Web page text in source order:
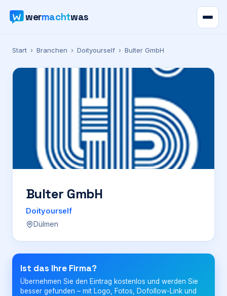
wermachtwas
Verzeichnis
Karte
Werbung
Preise
Für Firmen
Login
Firma eintragen
Start › Branchen › Doityourself › Bulter GmbH
Bulter GmbH
Doityourself
Dülmen
Ist das Ihre Firma?
Übernehmen Sie den Eintrag kostenlos und werden Sie
besser gefunden – mit Logo, Fotos, Dofollow-Link und